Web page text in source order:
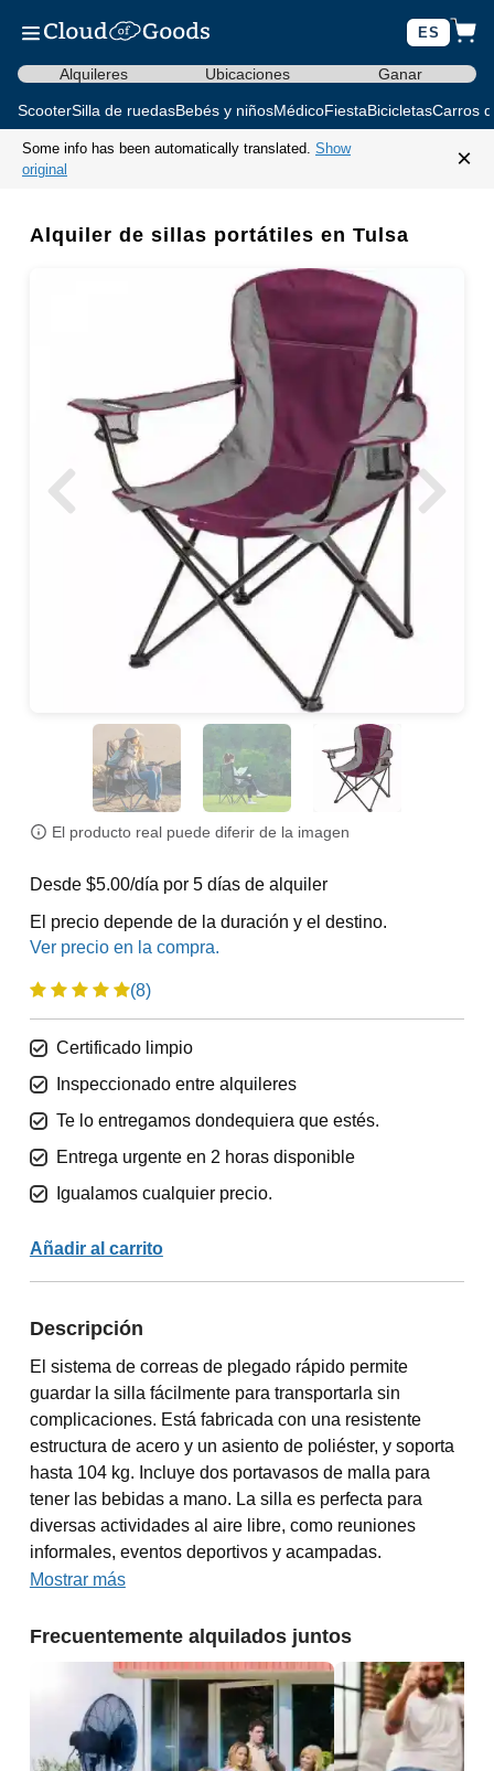
ES
Alquileres Ubicaciones Ganar
ScooterSilla de ruedasBebés y niñosMédicoFiestaBicicletasCarros
Some info has been automatically translated. Show
original
×
Alquiler de sillas portátiles en Tulsa
El producto real puede diferir de la imagen
Desde $5.00/día por 5 días de alquiler
El precio depende de la duración y el destino.
(8)
Certificado limpio
Inspeccionado entre alquileres
Te lo entregamos dondequiera que estés.
Entrega urgente en 2 horas disponible
Igualamos cualquier precio.
Añadir al carrito
Descripción
El sistema de correas de plegado rápido permite
guardar la silla fácilmente para transportarla sin
complicaciones. Está fabricada con una resistente
estructura de acero y un asiento de poliéster, y soporta
hasta 104 kg. Incluye dos portavasos de malla para
tener las bebidas a mano. La silla es perfecta para
diversas actividades al aire libre, como reuniones
informales, eventos deportivos y acampadas.
Mostrar más
Frecuentemente alquilados juntos